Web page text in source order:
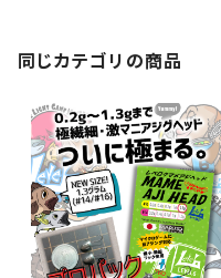
同じカテゴリの商品